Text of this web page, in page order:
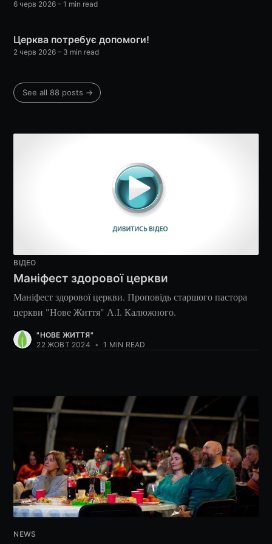
6 черв 2026 – 1 min read
Церква потребує допомоги!
2 черв 2026 – 3 min read
See all 88 posts →
ВІДЕО
Маніфест здорової церкви
Маніфест здорової церкви. Проповідь старшого пастора
церкви "Нове Життя" А.І. Калюжного.
"НОВЕ ЖИТТЯ"
22 ЖОВТ 2024 • 1 MIN READ
NEWS